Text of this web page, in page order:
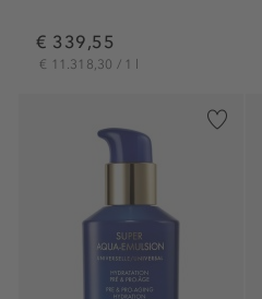
€ 339,55
€ 11.318,30 / 1 l